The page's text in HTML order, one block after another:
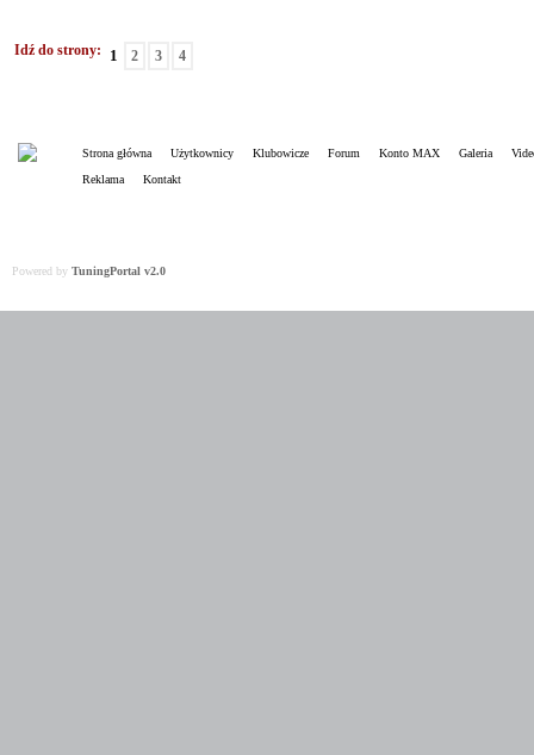
Idź do strony: 1 2 3 4
Strona główna Użytkownicy Klubowicze Forum Konto MAX Galeria
Reklama
Kontakt
Powered by TuningPortal v2.0